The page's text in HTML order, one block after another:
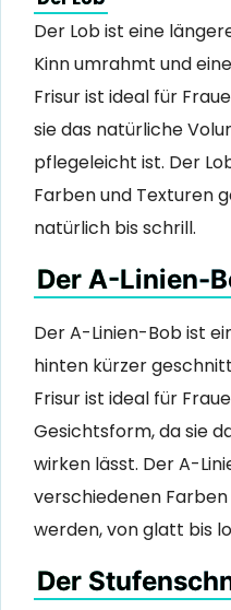
Der Lob ist eine
Kinn umrahmt und
Frisur ist ideal für
sie das natürliche
pflegeleicht ist. Der
Farben und Texturen
natürlich bis schrill.
Der A-Linien-
Der A-Linien-Bob ist
hinten kürzer
Frisur ist ideal für
Gesichtsform, da sie
wirken lässt. Der A-
verschiedenen
werden, von glatt bis
Der